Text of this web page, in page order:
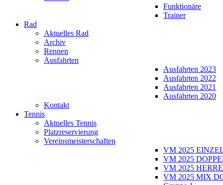
Funktionäre
Trainer
Rad
Aktuelles Rad
Archiv
Rennen
Ausfahrten
Ausfahrten 2023
Ausfahrten 2022
Ausfahrten 2021
Ausfahrten 2020
Kontakt
Tennis
Aktuelles Tennis
Platzreservierung
Vereinsmeisterschaften
VM 2025
VM 2025
VM 2025
VM 2025 MIX